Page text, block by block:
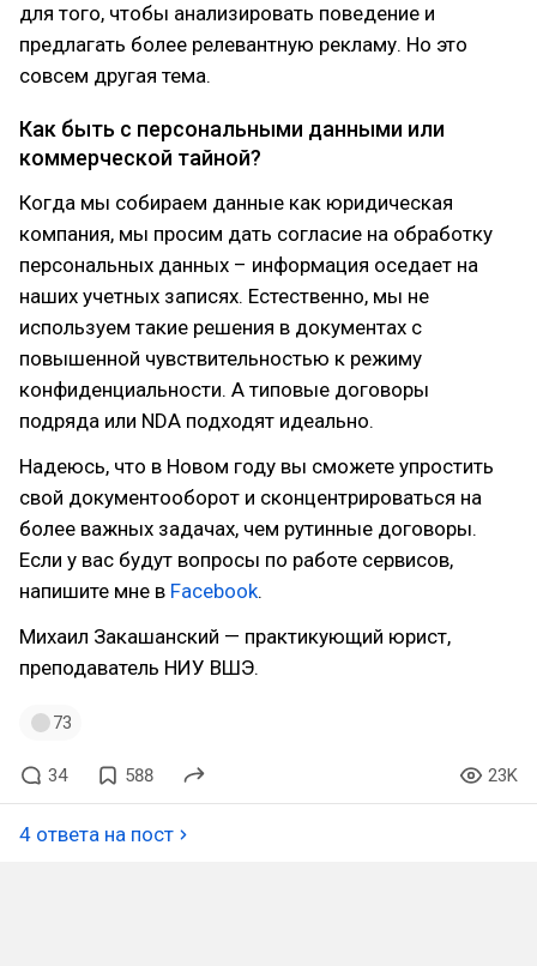
для того, чтобы анализировать поведение и
предлагать более релевантную рекламу. Но это
совсем другая тема.
Как быть с персональными данными или
коммерческой тайной?
Когда мы собираем данные как юридическая
компания, мы просим дать согласие на обработку
персональных данных – информация оседает на
наших учетных записях. Естественно, мы не
используем такие решения в документах с
повышенной чувствительностью к режиму
конфиденциальности. А типовые договоры
подряда или NDA подходят идеально.
Надеюсь, что в Новом году вы сможете упростить
свой документооборот и сконцентрироваться на
более важных задачах, чем рутинные договоры.
Если у вас будут вопросы по работе сервисов,
напишите мне в Facebook.
Михаил Закашанский — практикующий юрист,
преподаватель НИУ ВШЭ.
73
34 588 23K
4 ответа на пост